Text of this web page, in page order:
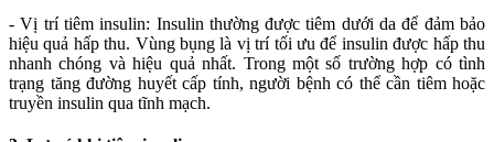
- Vị trí tiêm insulin: Insulin thường được tiêm dưới da để đảm bảo
hiệu quả hấp thu. Vùng bụng là vị trí tối ưu để insulin được hấp thu
nhanh chóng và hiệu quả nhất. Trong một số trường hợp có tình
trạng tăng đường huyết cấp tính, người bệnh có thể cần tiêm hoặc
truyền insulin qua tĩnh mạch.